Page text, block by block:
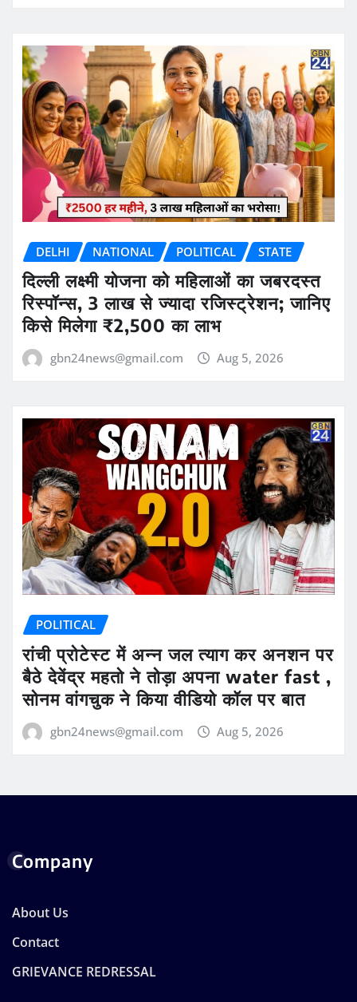
DELHI NATIONAL POLITICAL STATE
दिल्ली लक्ष्मी योजना को महिलाओं का जबरदस्त
रिस्पॉन्स, 3 लाख से ज्यादा रजिस्ट्रेशन; जानिए
किसे मिलेगा ₹2,500 का लाभ
gbn24news@gmail.com Aug 5, 2026
POLITICAL
रांची प्रोटेस्ट में अन्न जल त्याग कर अनशन पर
बैठे देवेंद्र महतो ने तोड़ा अपना water fast ,
सोनम वांगचुक ने किया वीडियो कॉल पर बात
gbn24news@gmail.com Aug 5, 2026
Company
About Us
Contact
GRIEVANCE REDRESSAL